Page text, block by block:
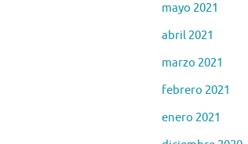
mayo 2021
abril 2021
marzo 2021
febrero 2021
enero 2021